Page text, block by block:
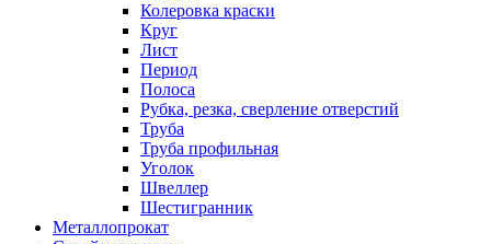
Колеровка краски
Круг
Лист
Период
Полоса
Рубка, резка, сверление отверстий
Труба
Труба профильная
Уголок
Швеллер
Шестигранник
Металлопрокат